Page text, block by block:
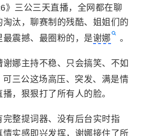
》三公三天直播，全网都在聊
淘汰，聊赛制的残酷、姐姐们的
震撼、最圈粉的，是谢娜 。
谢娜主持不稳、只会搞笑、不如
可三公这场高压、突发、满是情
，狠狠打了所有人的脸。
整提词器、没有后台实时指
情实感即兴发挥，谢娜接住了所